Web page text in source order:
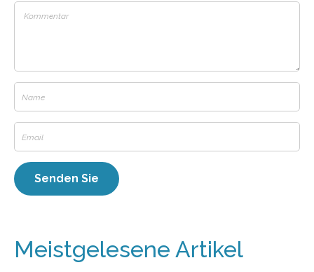
Meistgelesene Artikel